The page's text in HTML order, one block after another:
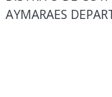
AYMARAES